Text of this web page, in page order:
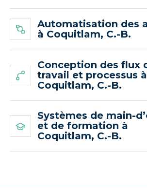
Automatisation des
à Coquitlam, C.-B.
Conception des flux
travail et processus à
Coquitlam, C.-B.
Systèmes de main-
et de formation à
Coquitlam, C.-B.